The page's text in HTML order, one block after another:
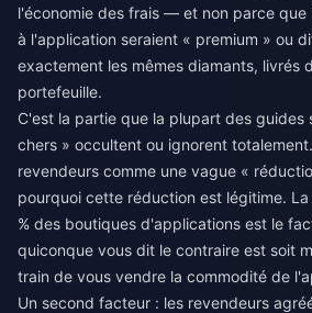
l'économie des frais — et non parce que
à l'application seraient « premium » ou
exactement les mêmes diamants, livrés
portefeuille.
C'est la partie que la plupart des guides
chers » occultent ou ignorent
revendeurs comme une vague «
pourquoi cette réduction est légitime.
% des boutiques d'applications est le
quiconque vous dit le contraire est soit
train de vous vendre la commodité de
Un second facteur : les revendeurs